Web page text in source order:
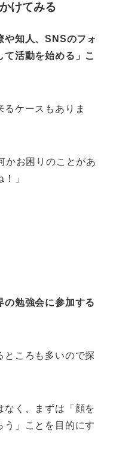
けてみる
や知人、SNSのフォ
活動を始める」こ
ケースもありま
かお困りのことがあ
」
の勉強会に参加する
ところも多いので探
なく、まずは「顔を
う」ことを目的にす